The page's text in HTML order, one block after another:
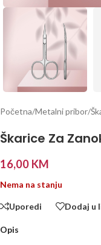
Početna/Metalni pribor/
Škarice Za
16,00 KM
Nema na stanju
Uporedi Dodaj u
Opis